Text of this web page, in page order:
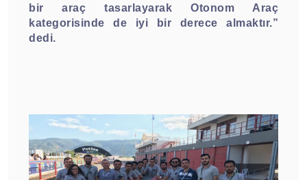
bir araç tasarlayarak Otonom Araç
kategorisinde de iyi bir derece almaktır.”
dedi.